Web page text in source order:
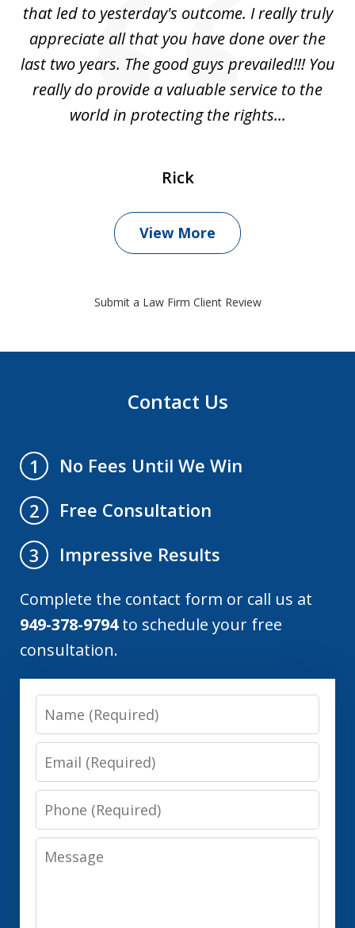
that led to yesterday's outcome. I really truly
appreciate all that you have done over the
last two years. The good guys prevailed!!! You
really do provide a valuable service to the
world in protecting the rights...
Rick
View More
Submit a Law Firm Client Review
Contact Us
1
No Fees Until We Win
2
Free Consultation
3
Impressive Results
Complete the contact form or call us at
949-378-9794to schedule your free
consultation.
Name
Email
Phone
Message